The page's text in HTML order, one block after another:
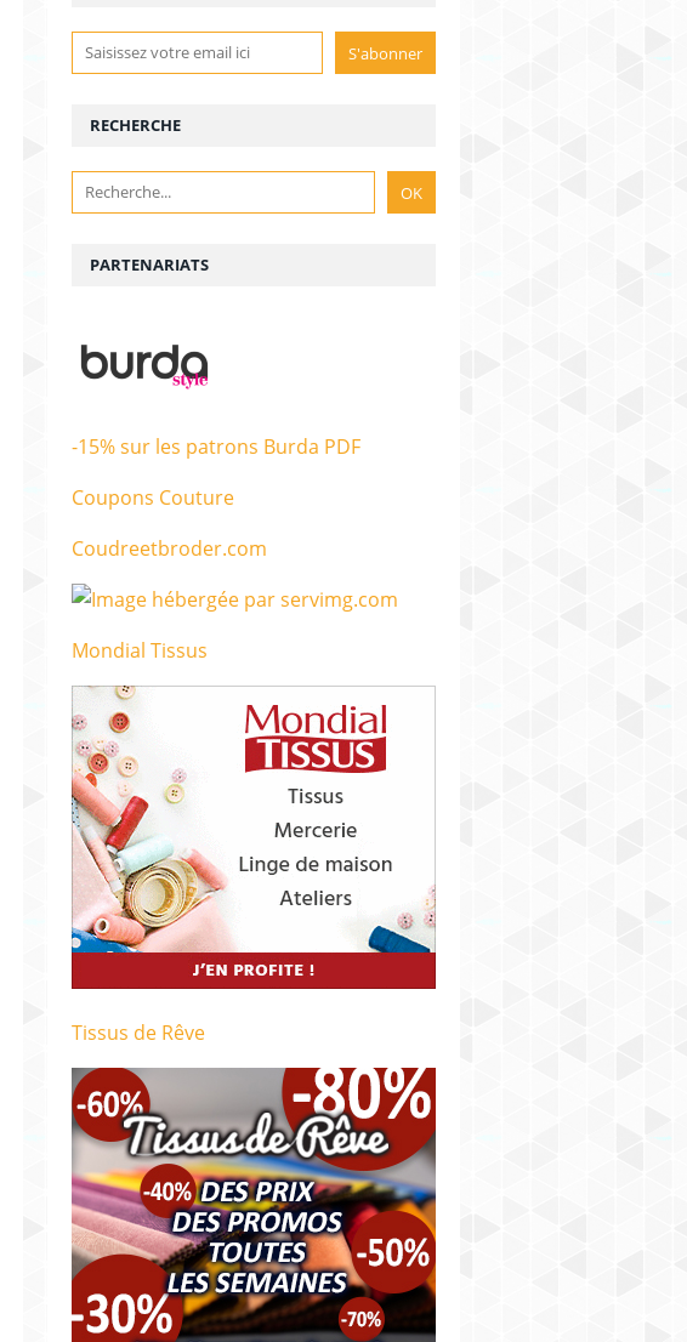
RECHERCHE
PARTENARIATS
-15% sur les patrons Burda PDF
Coupons Couture
Coudreetbroder.com
Mondial Tissus
Tissus de Rêve